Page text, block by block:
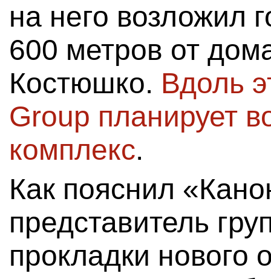
на него возложил
600 метров от
Костюшко. Вдоль
Group планирует
комплекс.
Как пояснил
представитель
прокладки нового